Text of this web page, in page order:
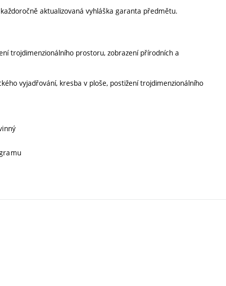
aktualizovaná vyhláška garanta předmětu.
trojdimenzionálního prostoru, zobrazení přírodních a
vyjadřování, kresba v ploše, postižení trojdimenzionálního